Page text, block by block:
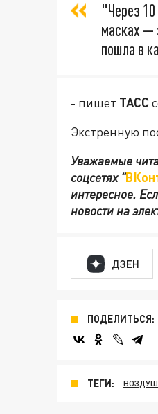
"Через 10
масках —
пошла в
- пишет ТАСС
Экстренную
Уважаемые
соцсетях"
интересное.
новости на
ДЗЕН
ПОДЕЛИТЬСЯ:
ТЕГИ: